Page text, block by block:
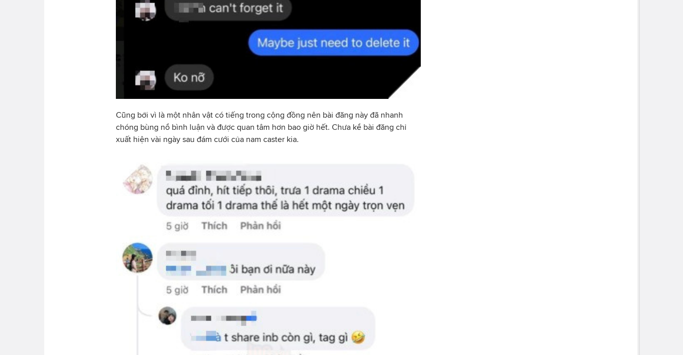
Cũng bởi vì là một nhân vật có tiếng trong cộng đồng nên bài đăng này đã nhanh
chóng bùng nổ bình luận và được quan tâm hơn bao giờ hết. Chưa kể bài đăng chỉ
xuất hiện vài ngày sau đám cưới của nam caster kia.